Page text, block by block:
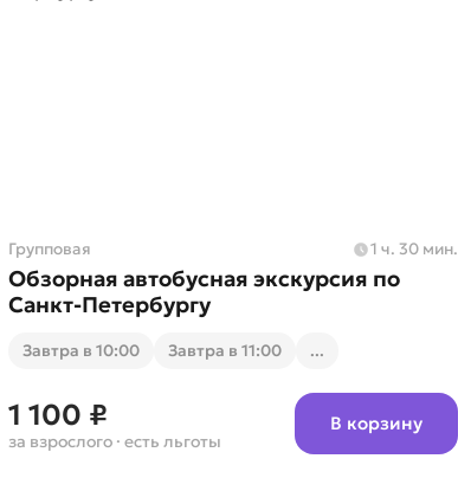
Групповая 1 ч. 30 мин.
Обзорная автобусная экскурсия по
Санкт-Петербургу
Завтра в 10:00 Завтра в 11:00 ...
1 100 ₽
за взрослого · есть льготы
В корзину